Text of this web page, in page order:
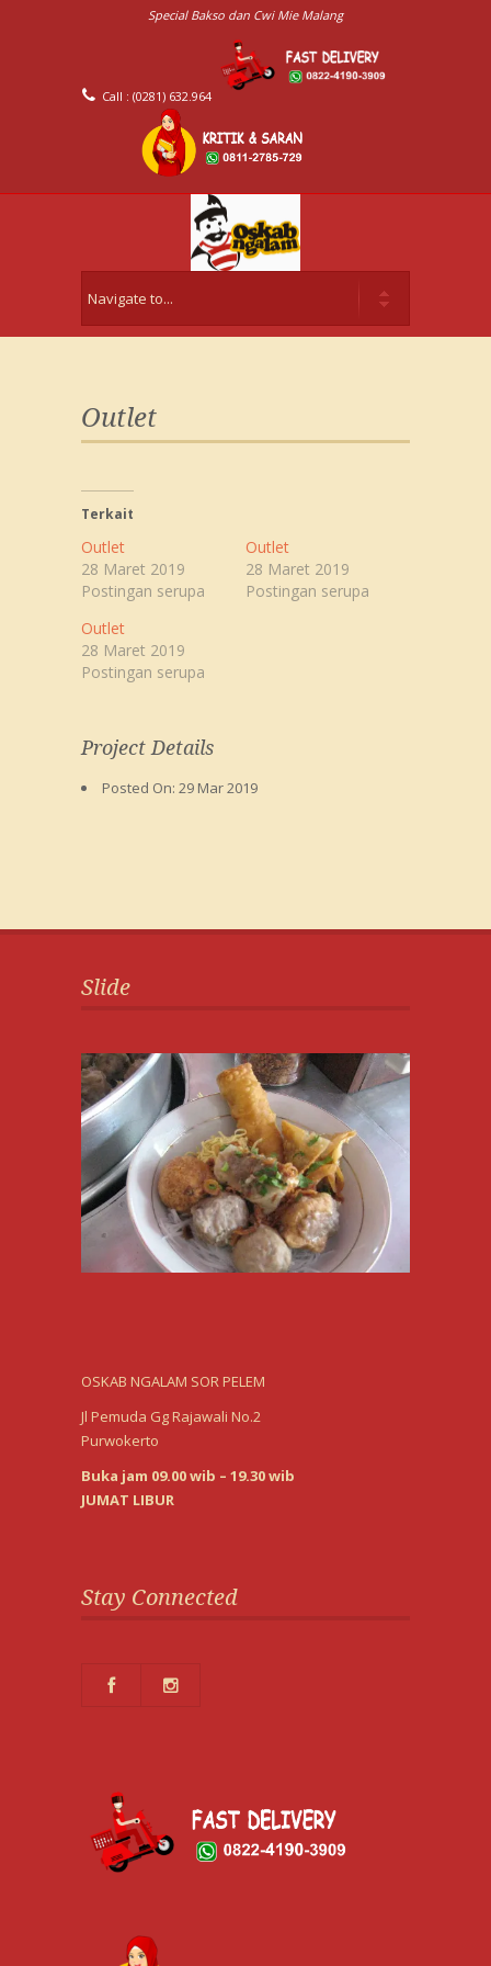
Special Bakso dan Cwi Mie Malang
Call : (0281) 632.964
Outlet
Terkait
Outlet
28 Maret 2019
Postingan serupa
Outlet
28 Maret 2019
Postingan serupa
Outlet
28 Maret 2019
Postingan serupa
Project Details
Posted On: 29 Mar 2019
Slide
OSKAB NGALAM SOR PELEM
Jl Pemuda Gg Rajawali No.2
Purwokerto
Buka jam 09.00 wib – 19.30 wib
JUMAT LIBUR
Stay Connected